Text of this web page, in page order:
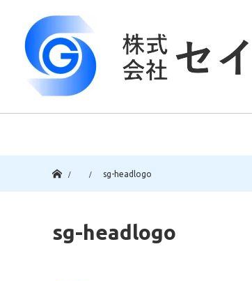
sg-headlogo
sg-headlogo